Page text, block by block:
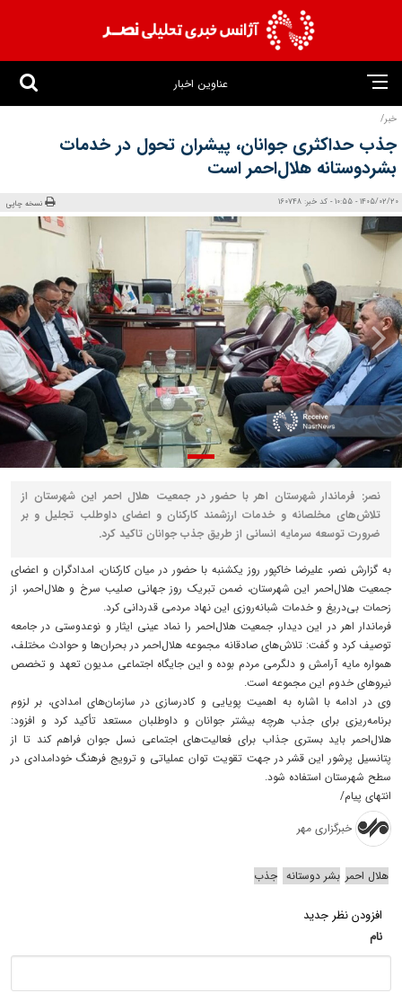
عناوین اخبار
خبر/
جذب حداکثری جوانان، پیشران تحول در خدمات
بشردوستانه هلال‌احمر است
1405/02/20 - 10:55 - کد خبر: 160748 نسخه چاپی
نصر: فرماندار شهرستان اهر با حضور در جمعیت هلال احمر این شهرستان از
تلاش‌های مخلصانه و خدمات ارزشمند کارکنان و اعضای داوطلب تجلیل و بر
ضرورت توسعه سرمایه انسانی از طریق جذب جوانان تاکید کرد.
به گزارش نصر، علیرضا خاکپور روز یکشنبه با حضور در میان کارکنان، امدادگران و اعضای
جمعیت هلال‌احمر این شهرستان، ضمن تبریک روز جهانی صلیب سرخ و هلال‌احمر، از
زحمات بی‌دریغ و خدمات شبانه‌روزی این نهاد مردمی قدردانی کرد.
فرماندار اهر در این دیدار، جمعیت هلال‌احمر را نماد عینی ایثار و نوعدوستی در جامعه
توصیف کرد و گفت: تلاش‌های صادقانه مجموعه هلال‌احمر در بحران‌ها و حوادث مختلف،
همواره مایه آرامش و دلگرمی مردم بوده و این جایگاه اجتماعی مدیون تعهد و تخصص
نیروهای خدوم این مجموعه است.
وی در ادامه با اشاره به اهمیت پویایی و کادرسازی در سازمان‌های امدادی، بر لزوم
برنامه‌ریزی برای جذب هرچه بیشتر جوانان و داوطلبان مستعد تأکید کرد و افزود:
هلال‌احمر باید بستری جذاب برای فعالیت‌های اجتماعی نسل جوان فراهم کند تا از
پتانسیل پرشور این قشر در جهت تقویت توان عملیاتی و ترویج فرهنگ خودامدادی در
سطح شهرستان استفاده شود.
انتهای پیام/
خبرگزاری مهر
هلال احمر بشر دوستانه جذب
افزودن نظر جدید
نام